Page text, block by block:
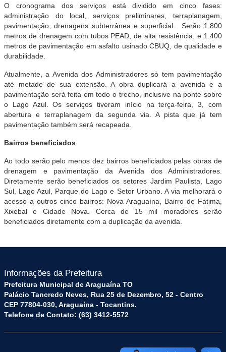
O cronograma dos serviços está dividido em cinco fases:
administração do local, serviços preliminares, terraplanagem,
pavimentação, drenagens subterrânea e superficial. Serão 1.800
metros de drenagem com tubos PEAD, de alta resistência, e 1.400
metros de pavimentação em asfalto usinado CBUQ, de qualidade e
durabilidade.
Atualmente, a Avenida dos Administradores só tem pavimentação
até metade de sua extensão. A obra duplicará a avenida e a
pavimentação será feita em todo o trecho, inclusive na ponte sobre
o Lago Azul. Os serviços tiveram início na terça-feira, 3, com
abertura e terraplanagem da segunda via. A pista que já tem
pavimentação também será recapeada.
Bairros beneficiados
Ao todo serão pelo menos dez bairros beneficiados pelas obras de
drenagem e pavimentação da Avenida dos Administradores.
Diretamente serão beneficiados os setores Jardim Paulista, Lago
Sul, Lago Azul, Parque do Lago e Setor Urbano. A via melhorará o
acesso a outros cinco bairros: Nova Araguaína, Bairro de Fátima,
Xixebal e Cidade Nova. Cerca de 15 mil moradores serão
beneficiados diretamente com a duplicação da avenida.
Informações da Prefeitura
Prefeitura Municipal de Araguaína TO
Palácio Tancredo Neves, Rua 25 de Dezembro, 52 - Centro
CEP 77804-030, Araguaína - Tocantins.
Telefone de Contato: (63) 3412-5572